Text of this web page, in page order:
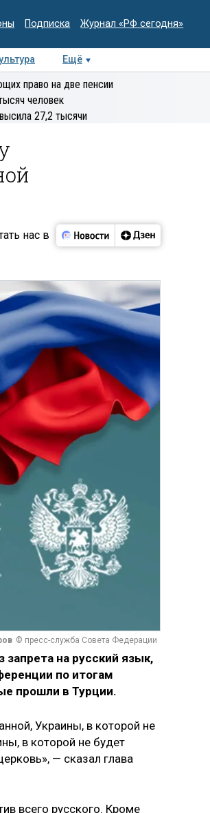
Подписка Журнал «РФ сегодня»
Ещё
Колумнисты
Деловая
право на две пенсии
человек
27,2 тысячи
нас в
© пресс-служба Совета Федерации
на русский язык,
по итогам
прошли в Турции.
Украины, в которой не
в которой не будет
— сказал глава
всего русского. Кроме